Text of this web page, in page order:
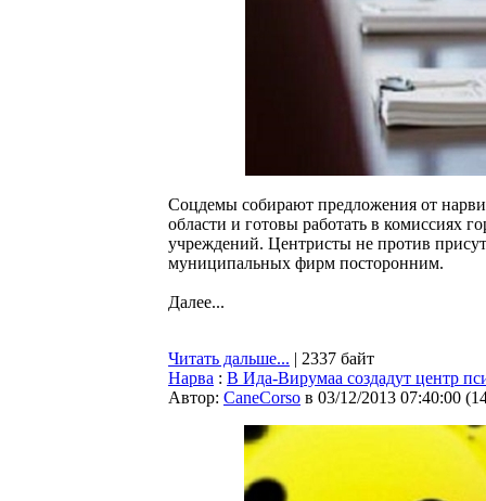
Соцдемы собирают предложения от
области и готовы работать в комиссиях
учреждений. Центристы не против
муниципальных фирм посторонним.
Далее...
Читать дальше... | 2337 байт
Нарва : В Ида-Вирумаа создадут центр
Автор: CaneCorso в 03/12/2013 07:40:00 (